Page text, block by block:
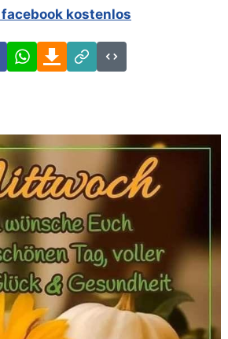
kostenlos
FacebookWhatsAppDownload
Link
Code